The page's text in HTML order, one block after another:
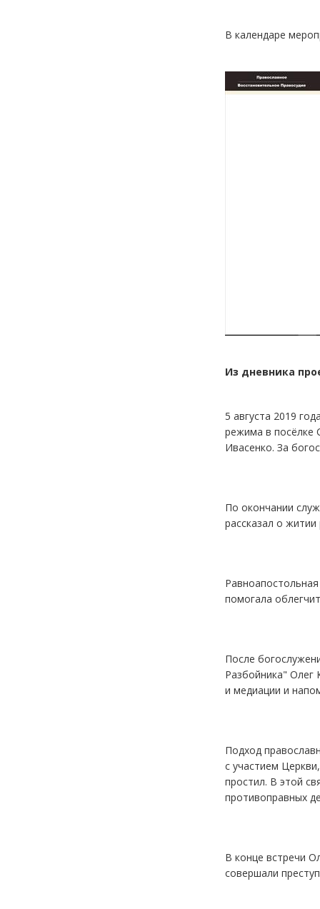
В календаре
Из дневника
5 августа 2019
режима в посёлке
Ивасенко. За
По окончании
рассказал о
помогала
После
Разбойника" Олег
и медиации и
Подход
с участием
простил. В этой
противоправных
В конце встречи
совершали